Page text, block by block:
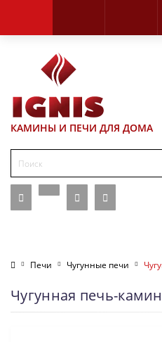
КАМИНЫ И ПЕЧИ ДЛЯ ДОМА
Печи Чугунные печи
Чугунная печь-